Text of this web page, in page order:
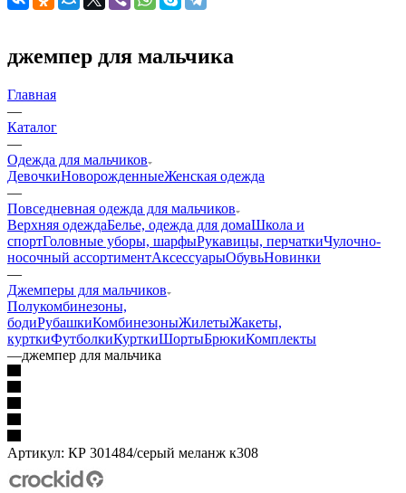
джемпер для мальчика
Главная
—
Каталог
—
Одежда для мальчиков
ДевочкиНоворожденныеЖенская одежда
—
Повседневная одежда для мальчиков
Верхняя одеждаБелье, одежда для домаШкола и
спортГоловные уборы, шарфыРукавицы, перчаткиЧулочно-
носочный ассортиментАксессуарыОбувьНовинки
—
Джемперы для мальчиков
Полукомбинезоны,
бодиРубашкиКомбинезоныЖилетыЖакеты,
курткиФутболкиКурткиШортыБрюкиКомплекты
—джемпер для мальчика
Артикул: КР 301484/серый меланж к308